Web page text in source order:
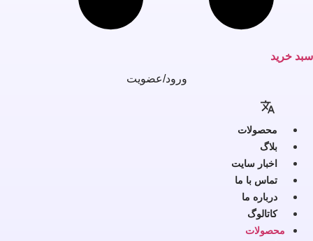
خرید
ورود/عضویت
محصولات
بلاگ
اخبار سایت
تماس با ما
درباره ما
کاتالوگ
محصولات